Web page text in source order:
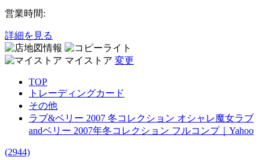
営業時間:
詳細を見る
マイストア 変更
TOP
トレーディングカード
その他
ラブ&ベリー 2007 冬コレクション オシャレ魔女ラブ
andベリー 2007年冬コレクション フルコンプ｜Yahoo
(2944)